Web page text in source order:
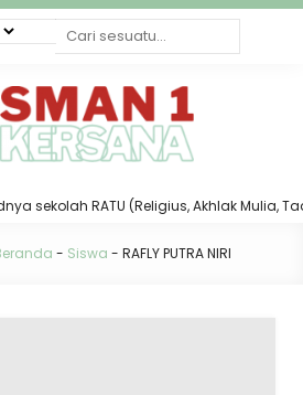
sekolah RATU (Religius, Akhlak Mulia,
- Siswa - RAFLY PUTRA NIRI